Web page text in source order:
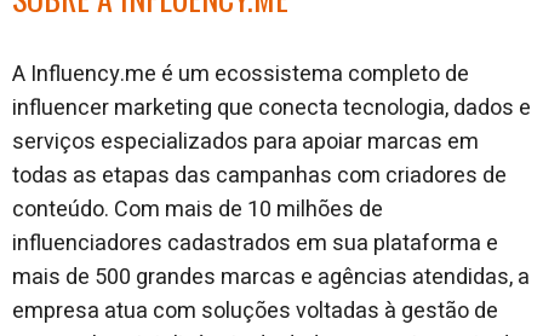
A Influency.me é um ecossistema completo de
influencer marketing que conecta tecnologia, dados e
serviços especializados para apoiar marcas em
todas as etapas das campanhas com criadores de
conteúdo. Com mais de 10 milhões de
influenciadores cadastrados em sua plataforma e
mais de 500 grandes marcas e agências atendidas, a
empresa atua com soluções voltadas à gestão de